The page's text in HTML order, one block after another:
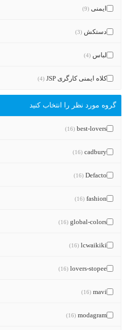
ایمنی (9)
دستکش (3)
لباس (4)
کلاه ایمنی کارگری JSP (4)
گروه مورد نظر را انتخاب کنید
best-lovers
(16)
cadbury
(16)
Defacto
(16)
fashion
(16)
global-colors
(16)
lcwaikiki
(16)
lovers-stopee
(16)
mavi
(16)
modagram
(16)